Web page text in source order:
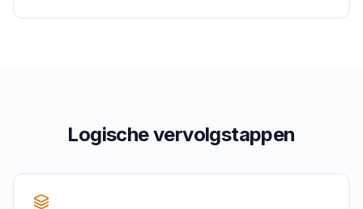
Logische vervolgstappen